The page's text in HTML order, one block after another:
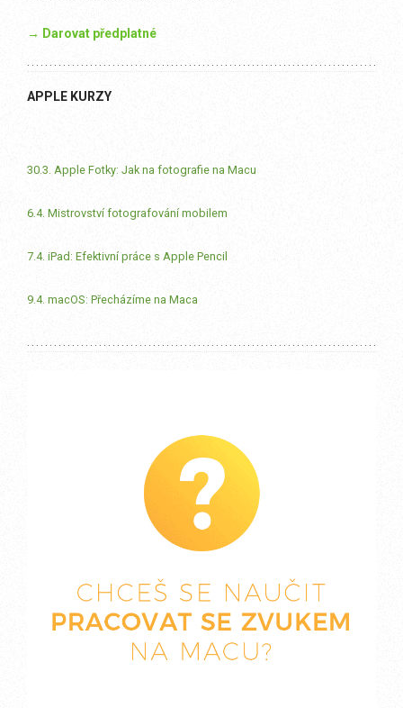
→ Darovat předplatné
APPLE KURZY
30.3. Apple Fotky: Jak na fotografie na Macu
6.4. Mistrovství fotografování mobilem
7.4. iPad: Efektivní práce s Apple Pencil
9.4. macOS: Přecházíme na Maca